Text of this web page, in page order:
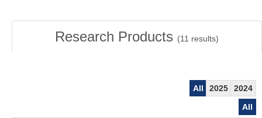
Research Products (11 results)
All 2025
2024
All